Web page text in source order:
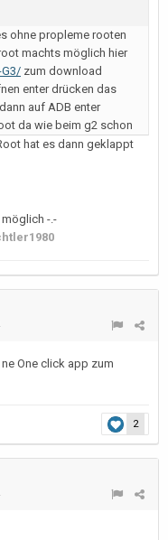
ohne propleme rooten
machts möglich hier
zum download
enter drücken das
auf ADB enter
da wie beim g2 schon
hat es dann geklappt
-.-
One click app zum
2